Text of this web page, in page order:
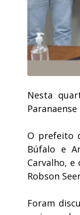
Nesta
O prefeito
Búfalo e
Carvalho,
Robson
Foram